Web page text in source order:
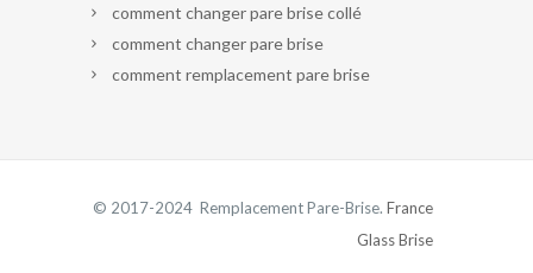
comment changer pare brise collé
comment changer pare brise
comment remplacement pare brise
© 2017-2024 Remplacement Pare-Brise. France
Glass Brise